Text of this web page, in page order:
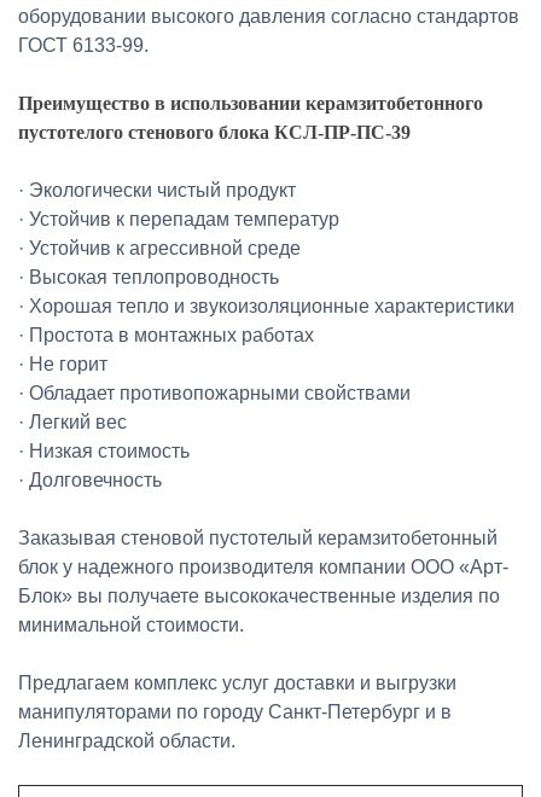
оборудовании высокого давления согласно стандартов
ГОСТ 6133-99.
Преимущество в использовании керамзитобетонного
пустотелого стенового блока КСЛ-ПР-ПС-39
· Экологически чистый продукт
· Устойчив к перепадам температур
· Устойчив к агрессивной среде
· Высокая теплопроводность
· Хорошая тепло и звукоизоляционные характеристики
· Простота в монтажных работах
· Не горит
· Обладает противопожарными свойствами
· Легкий вес
· Низкая стоимость
· Долговечность
Заказывая стеновой пустотелый керамзитобетонный
блок у надежного производителя компании ООО «Арт-
Блок» вы получаете высококачественные изделия по
минимальной стоимости.
Предлагаем комплекс услуг доставки и выгрузки
манипуляторами по городу Санкт-Петербург и в
Ленинградской области.